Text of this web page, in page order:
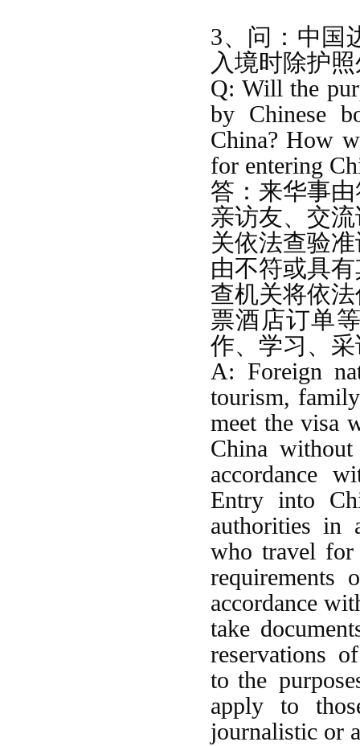
3、问：中国
入境时除护
Q: Will the
by Chinese
China? How
for entering
答： 来华事
亲访友、交
关依法查验
由不符或具
查机关将依
票酒店订单
作、学习、
A: Foreign
tourism,
meet the visa
China
accordance
Entry into
authorities in
who travel for
accordance
take
reservations
to the purpose
apply to
journalistic or